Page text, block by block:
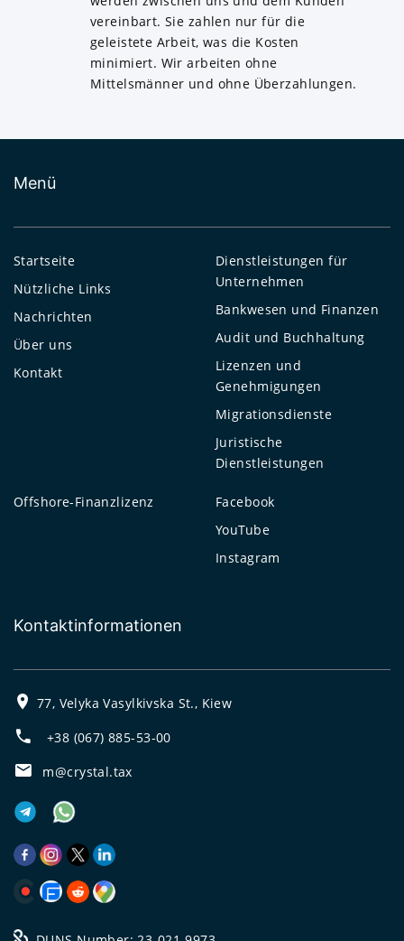
vereinbart. Sie zahlen nur für die
geleistete Arbeit, was die Kosten
minimiert. Wir arbeiten ohne
Mittelsmänner und ohne Überzahlungen.
Menü
Startseite
Nützliche Links
Nachrichten
Über uns
Kontakt
Dienstleistungen für
Unternehmen
Bankwesen und Finanzen
Audit und Buchhaltung
Lizenzen und
Genehmigungen
Migrationsdienste
Juristische
Dienstleistungen
Offshore-Finanzlizenz
Facebook
YouTube
Instagram
Kontaktinformationen
77, Velyka Vasylkivska St., Kiew
+38 (067) 885-53-00
m@crystal.tax